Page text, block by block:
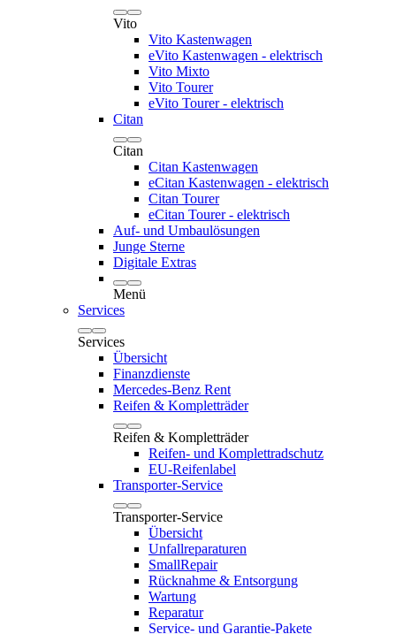
Vito
Vito Kastenwagen
eVito Kastenwagen - elektrisch
Vito Mixto
Vito Tourer
eVito Tourer - elektrisch
Citan
Citan
Citan Kastenwagen
eCitan Kastenwagen - elektrisch
Citan Tourer
eCitan Tourer - elektrisch
Auf- und Umbaulösungen
Junge Sterne
Digitale Extras
Menü
Services
Services
Übersicht
Finanzdienste
Mercedes-Benz Rent
Reifen & Kompletträder
Reifen & Kompletträder
Reifen- und Komplettradschutz
EU-Reifenlabel
Transporter-Service
Transporter-Service
Übersicht
Unfallreparaturen
SmallRepair
Rücknahme & Entsorgung
Wartung
Reparatur
Service- und Garantie-Pakete